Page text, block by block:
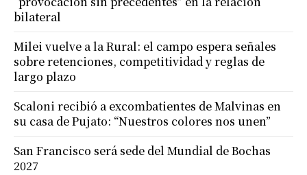
bilateral
Milei vuelve a la Rural: el campo espera señales
sobre retenciones, competitividad y reglas de
largo plazo
Scaloni recibió a excombatientes de Malvinas en
su casa de Pujato: “Nuestros colores nos unen”
San Francisco será sede del Mundial de Bochas
2027